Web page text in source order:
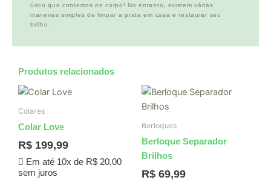
úrico que contemos no corpo! No entanto, existem várias
maneiras simples de limpar a prata em casa e restaurar seu
brilho.
Produtos relacionados
Colares
Colar Love
R$ 199,99
Em até 10x de R$20,00
sem juros
Berloques
Berloque Separador
Brilhos
R$ 69,99